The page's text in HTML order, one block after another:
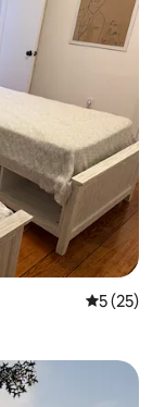
5 de uma
5 (25)